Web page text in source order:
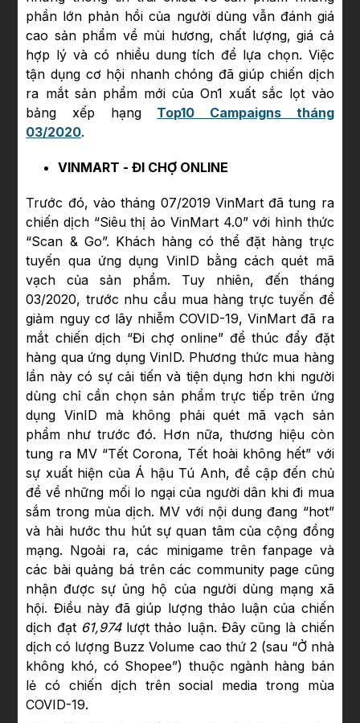
phần lớn phản hồi của người dùng vẫn đánh giá
cao sản phẩm về mùi hương, chất lượng, giá cả
hợp lý và có nhiều dung tích để lựa chọn. Việc
tận dụng cơ hội nhanh chóng đã giúp chiến dịch
ra mắt sản phẩm mới của On1 xuất sắc lọt vào
bảng xếp hạng Top10 Campaigns tháng
03/2020.
VINMART - ĐI CHỢ ONLINE
Trước đó, vào tháng 07/2019 VinMart đã tung ra
chiến dịch “Siêu thị ảo VinMart 4.0” với hình thức
“Scan & Go”. Khách hàng có thể đặt hàng trực
tuyến qua ứng dụng VinID bằng cách quét mã
vạch của sản phẩm. Tuy nhiên, đến tháng
03/2020, trước nhu cầu mua hàng trực tuyến để
giảm nguy cơ lây nhiễm COVID-19, VinMart đã ra
mắt chiến dịch “Đi chợ online” để thúc đẩy đặt
hàng qua ứng dụng VinID. Phương thức mua hàng
lần này có sự cải tiến và tiện dụng hơn khi người
dùng chỉ cần chọn sản phẩm trực tiếp trên ứng
dụng VinID mà không phải quét mã vạch sản
phẩm như trước đó. Hơn nữa, thương hiệu còn
tung ra MV “Tết Corona, Tết hoài không hết” với
sự xuất hiện của Á hậu Tú Anh, đề cập đến chủ
đề về những mối lo ngại của người dân khi đi mua
sắm trong mùa dịch. MV với nội dung đang “hot”
và hài hước thu hút sự quan tâm của cộng đồng
mạng. Ngoài ra, các minigame trên fanpage và
các bài quảng bá trên các community page cũng
nhận được sự ủng hộ của người dùng mạng xã
hội. Điều này đã giúp lượng thảo luận của chiến
dịch đạt 61,974lượt thảo luận. Đây cũng là chiến
dịch có lượng Buzz Volume cao thứ 2 (sau “Ở nhà
không khó, có Shopee”) thuộc ngành hàng bán
lẻ có chiến dịch trên social media trong mùa
COVID-19.